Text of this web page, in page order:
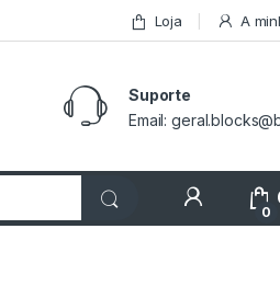
Loja A
Suporte
Email:
My
0